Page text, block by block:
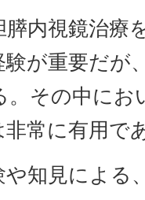
膵内視鏡治療
が重要だが
。その中にお
常に有用で
や知見による